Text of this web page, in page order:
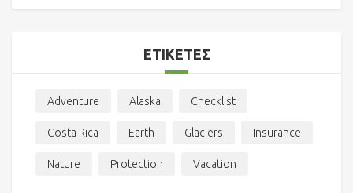
ΕΤΙΚΈΤΕΣ
Adventure Alaska Checklist
Costa Rica Earth Glaciers Insurance
Nature Protection Vacation